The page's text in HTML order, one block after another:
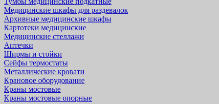
Медицинские шкафы для раздевалок
Архивные медицинские шкафы
Картотеки медицинские
Медицинские стеллажи
Аптечки
Ширмы и стойки
Сейфы термостаты
Металлические кровати
Крановое оборудование
Краны мостовые
Краны мостовые опорные